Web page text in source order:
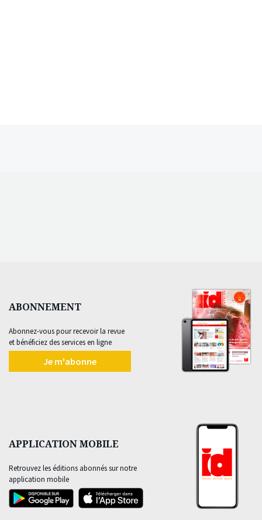
ABONNEMENT
Abonnez-vous pour recevoir la revue
et bénéficiez des services en ligne
Je m'abonne
APPLICATION MOBILE
Retrouvez les éditions abonnés sur notre
application mobile